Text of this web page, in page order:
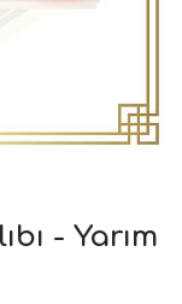
- Yarım